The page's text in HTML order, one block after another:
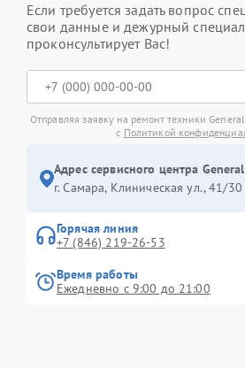
Если требуется задать вопрос
свои данные и дежурный
проконсультирует Вас!
Отправляя заявку на ремонт техники
с Политикой
Адрес сервисного центра
г. Самара, Клиническая ул., 41/30
Горячая линия
+7 (846) 219-26-53
Время работы
Ежедневно с 9:00 до 21:00